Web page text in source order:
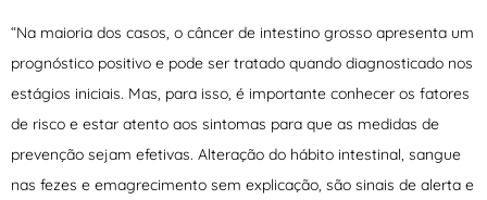
“Na maioria dos casos, o câncer de intestino grosso apresenta um
prognóstico positivo e pode ser tratado quando diagnosticado nos
estágios iniciais. Mas, para isso, é importante conhecer os fatores
de risco e estar atento aos sintomas para que as medidas de
prevenção sejam efetivas. Alteração do hábito intestinal, sangue
nas fezes e emagrecimento sem explicação, são sinais de alerta e